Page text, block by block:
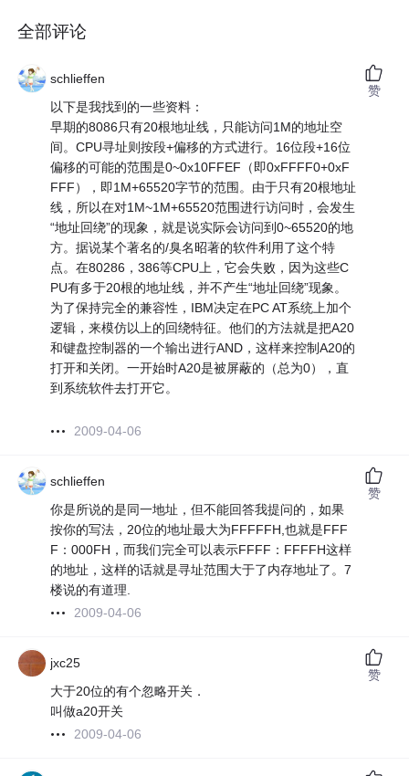
全部评论
schlieffen
以下是我找到的一些资料：
早期的8086只有20根地址线，只能访问1M的地址空
间。CPU寻址则按段+偏移的方式进行。16位段+16位
偏移的可能的范围是0~0x10FFEF（即0xFFFF0+0xF
FFF），即1M+65520字节的范围。由于只有20根地址
线，所以在对1M~1M+65520范围进行访问时，会发生
“地址回绕”的现象，就是说实际会访问到0~65520的地
方。据说某个著名的/臭名昭著的软件利用了这个特
点。在80286，386等CPU上，它会失败，因为这些C
PU有多于20根的地址线，并不产生“地址回绕”现象。
为了保持完全的兼容性，IBM决定在PC AT系统上加个
逻辑，来模仿以上的回绕特征。他们的方法就是把A20
和键盘控制器的一个输出进行AND，这样来控制A20的
打开和关闭。一开始时A20是被屏蔽的（总为0），直
到系统软件去打开它。
2009-04-06
赞
schlieffen
你是所说的是同一地址，但不能回答我提问的，如果
按你的写法，20位的地址最大为FFFFFH,也就是FFF
F：000FH，而我们完全可以表示FFFF：FFFFH这样
的地址，这样的话就是寻址范围大于了内存地址了。7
楼说的有道理.
2009-04-06
赞
jxc25
大于20位的有个忽略开关．
叫做a20开关
2009-04-06
赞